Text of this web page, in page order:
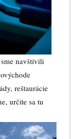
navštívili
reštaurácie
určite sa tu